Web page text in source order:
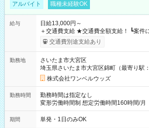
アルバイト 職種未経験OK
給与
日給13,000円～
＋交通費支給 ★交通費全額支給！ ┗案件により規定あり ★日払
いOK！（規定あり） ┗働いたその日に現
ンビニATMから 日払い分を引き落とせます！ 【試用期
交通費別途支給あり
勤務地
さいたま市大宮区
埼玉県さいたま市大宮区錦町（最寄り駅
株式会社ワンベルウッズ
勤務時間
勤務時間は指定なし
変形労働時間制 想定労働時間160時間/月 【シフト例】 ・8：00
～21：00
期間 単発・1日のみOK